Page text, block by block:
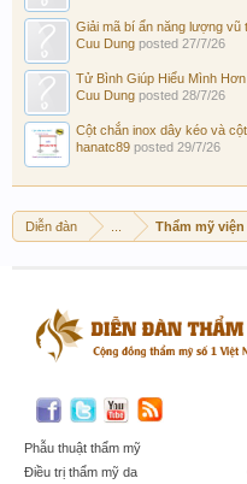
Giải mã bí ẩn năng lượng vũ
Cuu Dung posted 27/7/26
Tử Bình Giúp Hiểu Mình Hơn
Cuu Dung posted 28/7/26
Cột chắn inox dây kéo và
hanatc89 posted 29/7/26
Diễn đàn Thẩm mỹ viện
Phẫu thuật thẩm mỹ
Điều trị thẩm mỹ da